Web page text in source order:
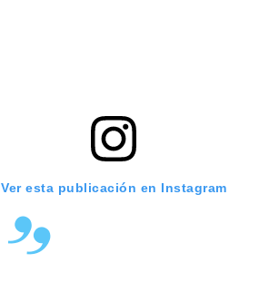
Ver esta publicación en Instagram